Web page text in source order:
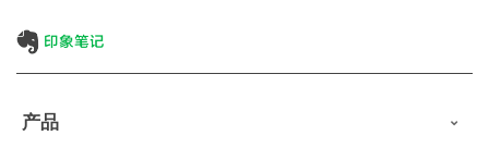
产品